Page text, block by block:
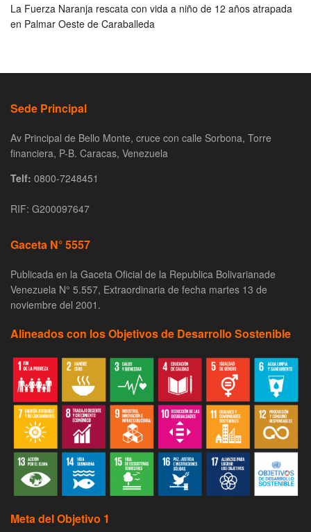
La Fuerza Naranja rescata con vida a niño de 12 años atrapada
en Palmar Oeste de Caraballeda
Sede Principal
Av Principal de Bello Monte, cruce con calle Sorbona, Torre
financiera, P-B. Caracas, Venezuela
Telf: 0800-7248451
RIF: G200097647
Gaceta N° 5557
Publicada en la Gaceta Oficial de la Republica Bolivarianade
Venezuela N° 5.557, Extraordinaria de fecha martes 13 de
noviembre del 2001.
Alineados con los Objetivos de Desarrollo Sostenible
Meta del Objetivo 1